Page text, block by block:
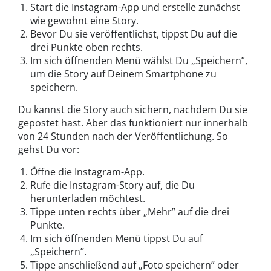
Start die Instagram-App und erstelle zunächst
wie gewohnt eine Story.
Bevor Du sie veröffentlichst, tippst Du auf die
drei Punkte oben rechts.
Im sich öffnenden Menü wählst Du „Speichern”,
um die Story auf Deinem Smartphone zu
speichern.
Du kannst die Story auch sichern, nachdem Du sie
gepostet hast. Aber das funktioniert nur innerhalb
von 24 Stunden nach der Veröffentlichung. So
gehst Du vor:
Öffne die Instagram-App.
Rufe die Instagram-Story auf, die Du
herunterladen möchtest.
Tippe unten rechts über „Mehr” auf die drei
Punkte.
Im sich öffnenden Menü tippst Du auf
„Speichern”.
Tippe anschließend auf „Foto speichern” oder